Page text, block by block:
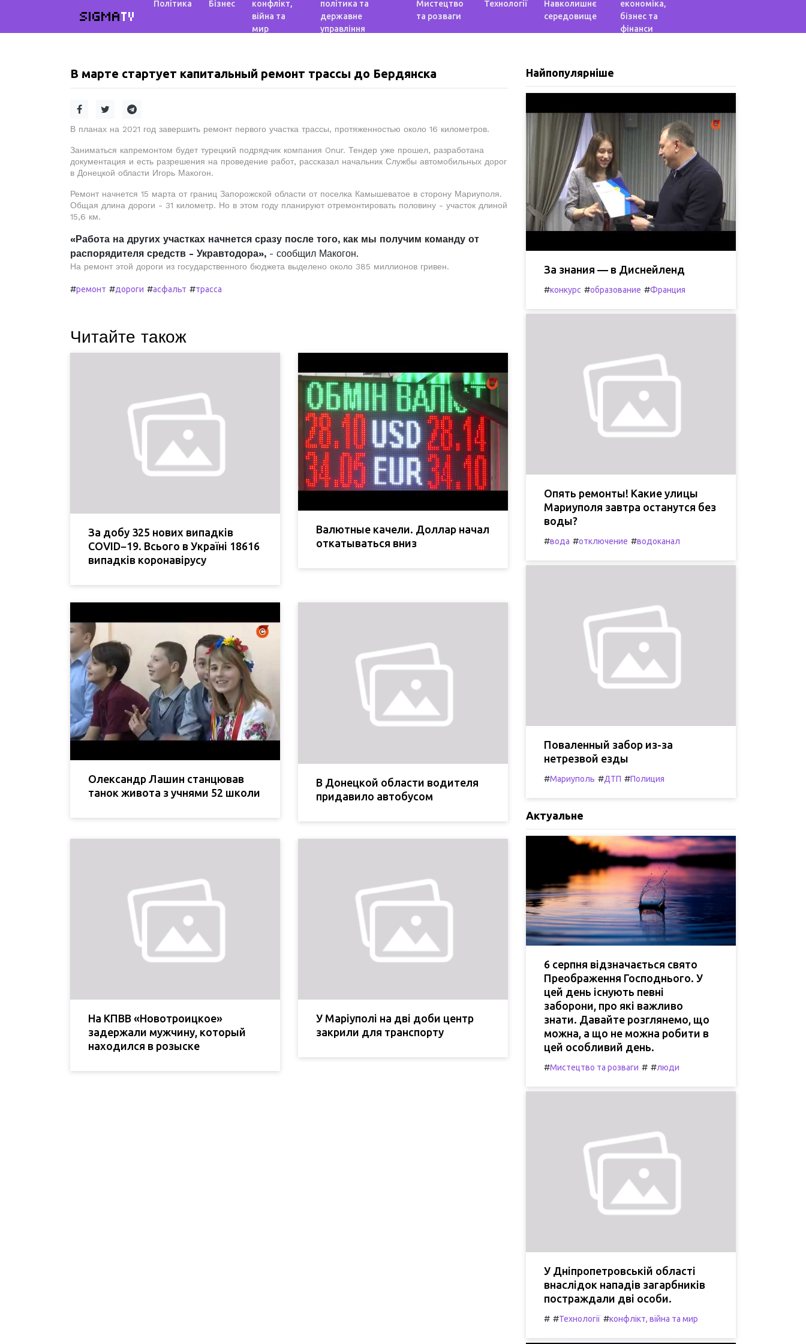
SIGMATV
Політика Бізнес
конфлікт,
війна та
мир
політика та
державне
управління
Мистецтво
та розваги
Технології
Навколишнє
середовище
економіка,
бізнес та
фінанси
В марте стартует капитальный ремонт трассы до Бердянска
В планах на 2021 год завершить ремонт первого участка трассы, протяженностью около 16 километров.
Заниматься капремонтом будет турецкий подрядчик компания Onur. Тендер уже прошел, разработана
документация и есть разрешения на проведение работ, рассказал начальник Службы автомобильных дорог
в Донецкой области Игорь Макогон.
Ремонт начнется 15 марта от границ Запорожской области от поселка Камышеватое в сторону Мариуполя.
Общая длина дороги - 31 километр. Но в этом году планируют отремонтировать половину - участок длиной
15,6 км.
«Работа на других участках начнется сразу после того, как мы получим команду от
распорядителя средств - Укравтодора», - сообщил Макогон.
На ремонт этой дороги из государственного бюджета выделено около 385 миллионов гривен.
#ремонт #дороги #асфальт #трасса
Читайте також
За добу 325 нових випадків
COVID−19. Всього в Україні 18616
випадків коронавірусу
Валютные качели. Доллар начал
откатываться вниз
Олександр Лашин станцював
танок живота з учнями 52 школи
В Донецкой области водителя
придавило автобусом
На КПВВ «Новотроицкое»
задержали мужчину, который
находился в розыске
У Маріуполі на дві доби центр
закрили для транспорту
Найпопулярніше
За знания — в Диснейленд
#конкурс #образование #Франция
Опять ремонты! Какие улицы
Мариуполя завтра останутся без
воды?
#вода #отключение #водоканал
Поваленный забор из-за
нетрезвой езды
#Мариуполь #ДТП #Полиция
Актуальне
6 серпня відзначається свято
Преображення Господнього. У
цей день існують певні
заборони, про які важливо
знати. Давайте розглянемо, що
можна, а що не можна робити в
цей особливий день.
#Мистецтво та розваги # #люди
У Дніпропетровській області
внаслідок нападів загарбників
постраждали дві особи.
# #Технології #конфлікт, війна та мир